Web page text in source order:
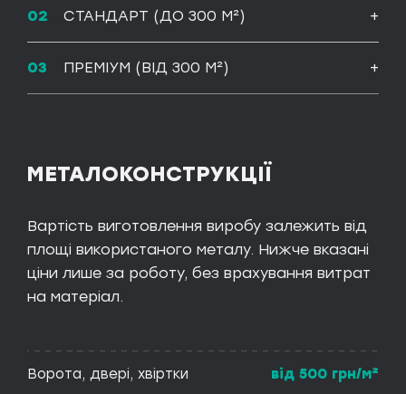
СТАНДАРТ (ДО 300 М²)
ПРЕМІУМ (ВІД 300 М²)
МЕТАЛОКОНСТРУКЦІЇ
Вартість виготовлення виробу залежить від
площі використаного металу. Нижче вказані
ціни лише за роботу, без врахування витрат
на матеріал.
Ворота, двері, хвіртки від 500 грн/м²